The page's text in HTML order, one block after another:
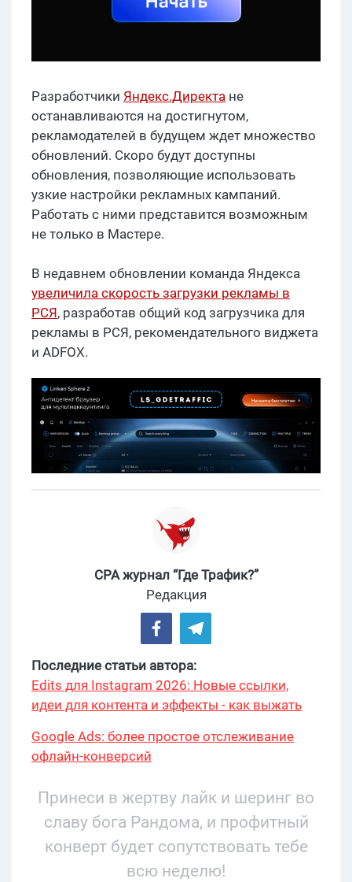
Разработчики Яндекс.Директа не
останавливаются на достигнутом,
рекламодателей в будущем ждет множество
обновлений. Скоро будут доступны
обновления, позволяющие использовать
узкие настройки рекламных кампаний.
Работать с ними представится возможным
не только в Мастере.
В недавнем обновлении команда Яндекса
увеличила скорость загрузки рекламы в
РСЯ, разработав общий код загрузчика для
рекламы в РСЯ, рекомендательного виджета
и ADFOX.
CPA журнал “Где Трафик?”
Редакция
Последние статьи автора:
Edits для Instagram 2026: Новые ссылки,
идеи для контента и эффекты - как выжать
Google Ads: более простое отслеживание
офлайн-конверсий
Принеси в жертву лайк и шеринг во
славу бога Рандома, и профитный
конверт будет сопутствовать тебе
всю неделю!